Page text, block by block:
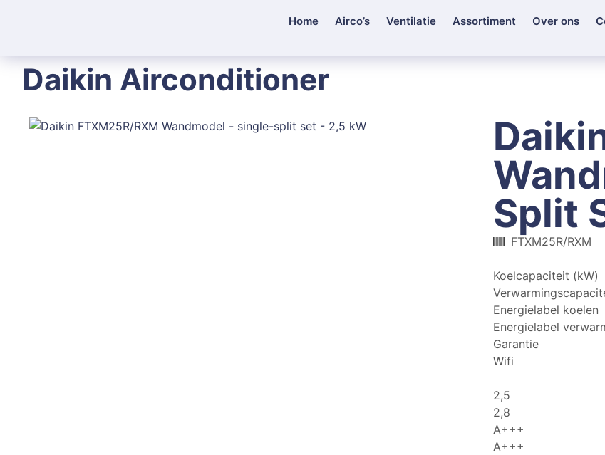
Home Airco’s Ventilatie Assortiment Over ons
Daikin Airconditioner
Split
FTXM25R/RXM
Koelcapaciteit (kW)
Energielabel koelen
Energielabel
Garantie
Wifi
2,5
2,8
A+++
A+++